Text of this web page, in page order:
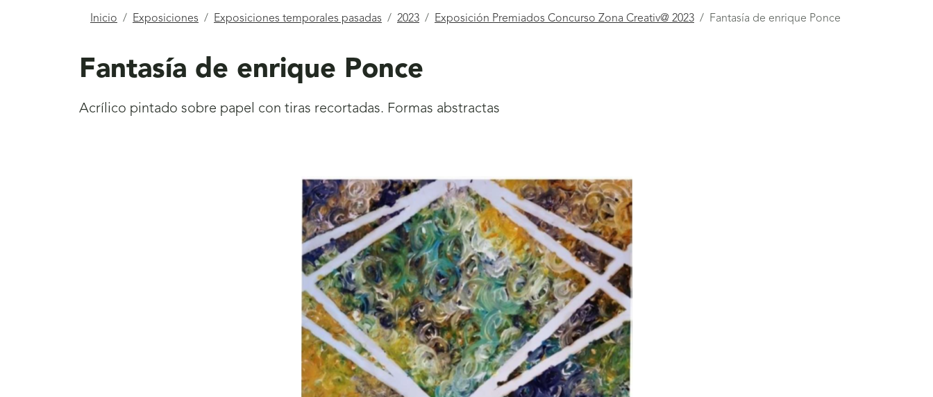
Está
Inicio Exposiciones Exposiciones temporales pasadas 2023 Exposición Premiados Concurso Zona Creativ@ 2023 Fantasía de enrique Ponce
Fantasía de enrique Ponce
Acrílico pintado sobre papel con tiras recortadas. Formas abstractas